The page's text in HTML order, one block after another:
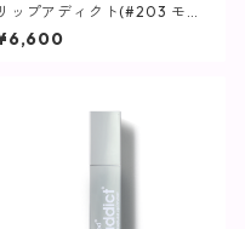
リップアディクト(#203 モン
ェリー) / 7ml【唇用美容
液】